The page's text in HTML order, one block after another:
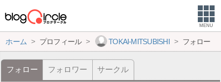
MENU
ホーム プロフィール TOKAI-MITSUBISHI フォロー
フォロー フォロワー サークル